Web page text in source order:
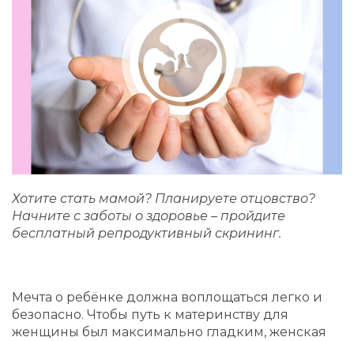
Хотите стать мамой? Планируете отцовство?
Начните с заботы о здоровье – пройдите
бесплатный репродуктивный скрининг.
Мечта о ребёнке должна воплощаться легко и
безопасно. Чтобы путь к материнству для
женщины был максимально гладким, женская